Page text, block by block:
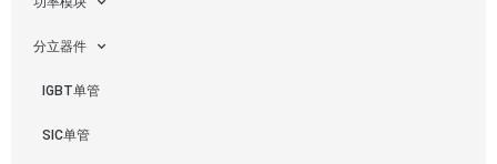
分立器件
IGBT单管
SIC单管